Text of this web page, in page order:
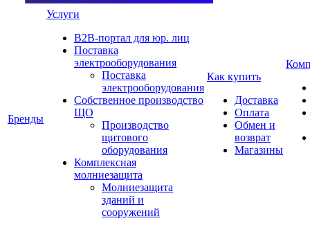
Бренды
Услуги
B2B-портал для юр. лиц
Поставка
электрооборудования
Поставка
электрооборудования
Собственное производство
ЩО
Производство
щитового
оборудования
Комплексная
молниезащита
Молниезащита
зданий и
сооружений
Как купить
Доставка
Оплата
Обмен и
возврат
Магазины